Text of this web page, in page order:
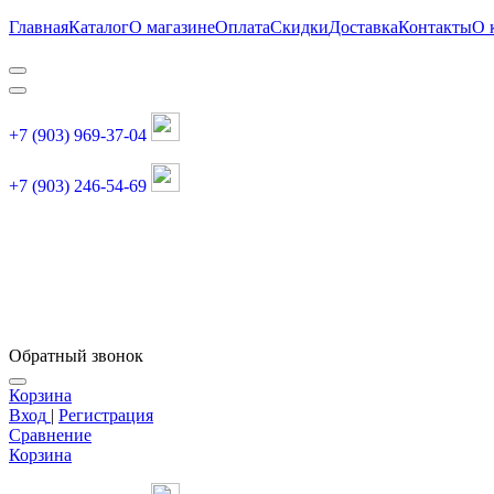
ГлавнаяКаталогО магазинеОплатаСкидкиДоставкаКонтактыО
+7 (903) 969-37-04
+7 (903) 246-54-69
Обратный звонок
Корзина
Вход | Регистрация
Сравнение
Корзина